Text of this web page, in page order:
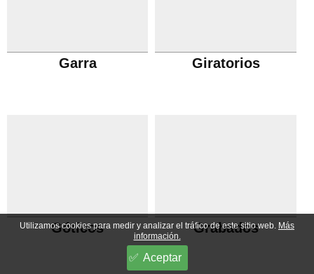
Garra Giratorios
Góticos Grabados
Utilizamos cookies para medir y analizar el tráfico de este sitio web. Más
información.
Aceptar